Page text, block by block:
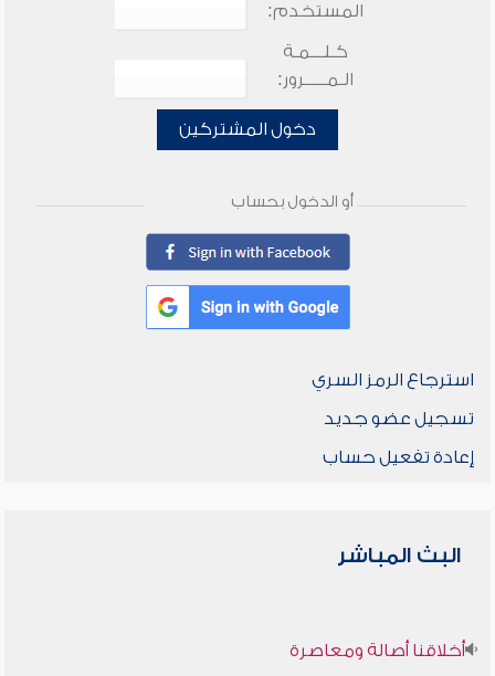
المستخدم:
كـلـــمـة
الـمـــــرور:
دخول المشتركين
أو الدخول بحساب
استرجاع الرمز السري
تسجيل عضو جديد
إعادة تفعيل حساب
البث المباشر
أخلاقنا أصالة ومعاصرة